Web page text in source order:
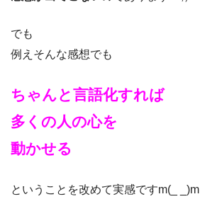
でも
例えそんな感想でも
ちゃんと言語化すれば
多くの人の心を
動かせる
ということを改めて実感ですm(_ _)m